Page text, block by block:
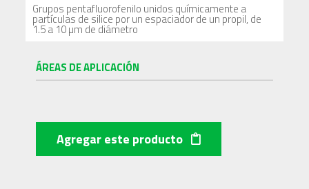
Grupos pentafluorofenilo unidos químicamente a
partículas de silice por un espaciador de un propil, de
1.5 a 10 µm de diámetro
ÁREAS DE APLICACIÓN
Agregar este producto